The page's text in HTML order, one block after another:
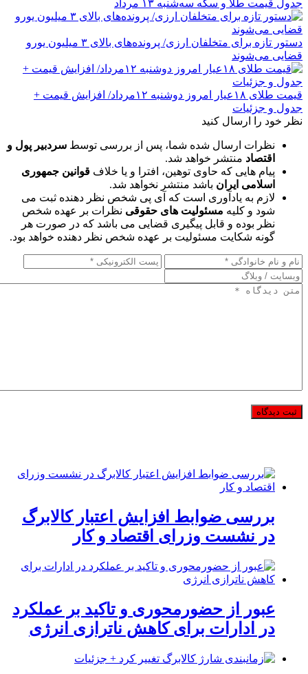
جدول قیمت طلا و سکه سه‌شنبه ۱۳ مرداد
دستور تازه برای متخلفان ارزی/ پرونده‌های بالای ۳ میلیون یورو
قضایی می‌شوند
قیمت طلای ۱۸عیار امروز دوشنبه ۱۲مرداد/ افزایش قیمت +
جدول و جزئیات
نظر خود را ارسال کنید
نظرات ارسال شده شما، پس از بررسی توسط سردبیر پول و
اقتصاد منتشر خواهد شد.
پیام هایی که حاوی توهین، افترا و یا خلاف قوانین جمهوری
اسلامی ایران باشد منتشر نخواهد شد.
لازم به یادآوری است که آی پی شخص نظر دهنده ثبت می
شود و کلیه مسئولیت های حقوقی نظرات بر عهده شخص
نظر بوده و قابل پیگیری قضایی می باشد که در صورت هر
گونه شکایت مسئولیت بر عهده شخص نظر دهنده خواهد بود.
بررسی ضوابط افزایش اعتبار کالابرگ
در نشست وزرای اقتصاد و کار
عبور از حضورمحوری و تاکید بر عملکرد
در ادارات برای کاهش ناترازی انرژی